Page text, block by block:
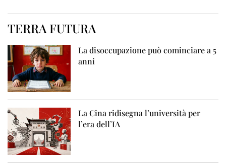
TERRA FUTURA
La disoccupazione può cominciare a 5
anni
La Cina ridisegna l’università per
l’era dell’IA